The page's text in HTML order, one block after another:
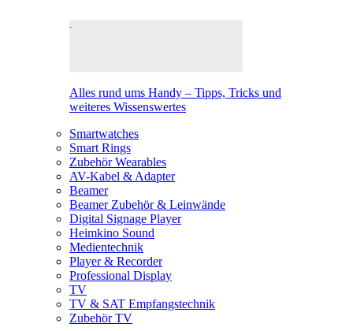
Alles rund ums Handy – Tipps, Tricks und
weiteres Wissenswertes
Smartwatches
Smart Rings
Zubehör Wearables
AV-Kabel & Adapter
Beamer
Beamer Zubehör & Leinwände
Digital Signage Player
Heimkino Sound
Medientechnik
Player & Recorder
Professional Display
TV
TV & SAT Empfangstechnik
Zubehör TV